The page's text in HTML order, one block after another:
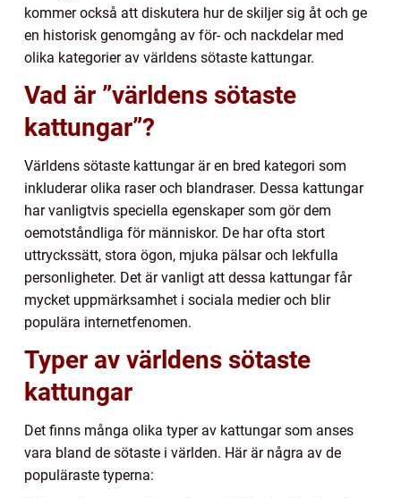
kommer också att diskutera hur de skiljer sig åt och ge
en historisk genomgång av för- och nackdelar med
olika kategorier av världens sötaste kattungar.
Vad är ”världens sötaste
kattungar”?
Världens sötaste kattungar är en bred kategori som
inkluderar olika raser och blandraser. Dessa kattungar
har vanligtvis speciella egenskaper som gör dem
oemotståndliga för människor. De har ofta stort
uttryckssätt, stora ögon, mjuka pälsar och lekfulla
personligheter. Det är vanligt att dessa kattungar får
mycket uppmärksamhet i sociala medier och blir
populära internetfenomen.
Typer av världens sötaste
kattungar
Det finns många olika typer av kattungar som anses
vara bland de sötaste i världen. Här är några av de
populäraste typerna: